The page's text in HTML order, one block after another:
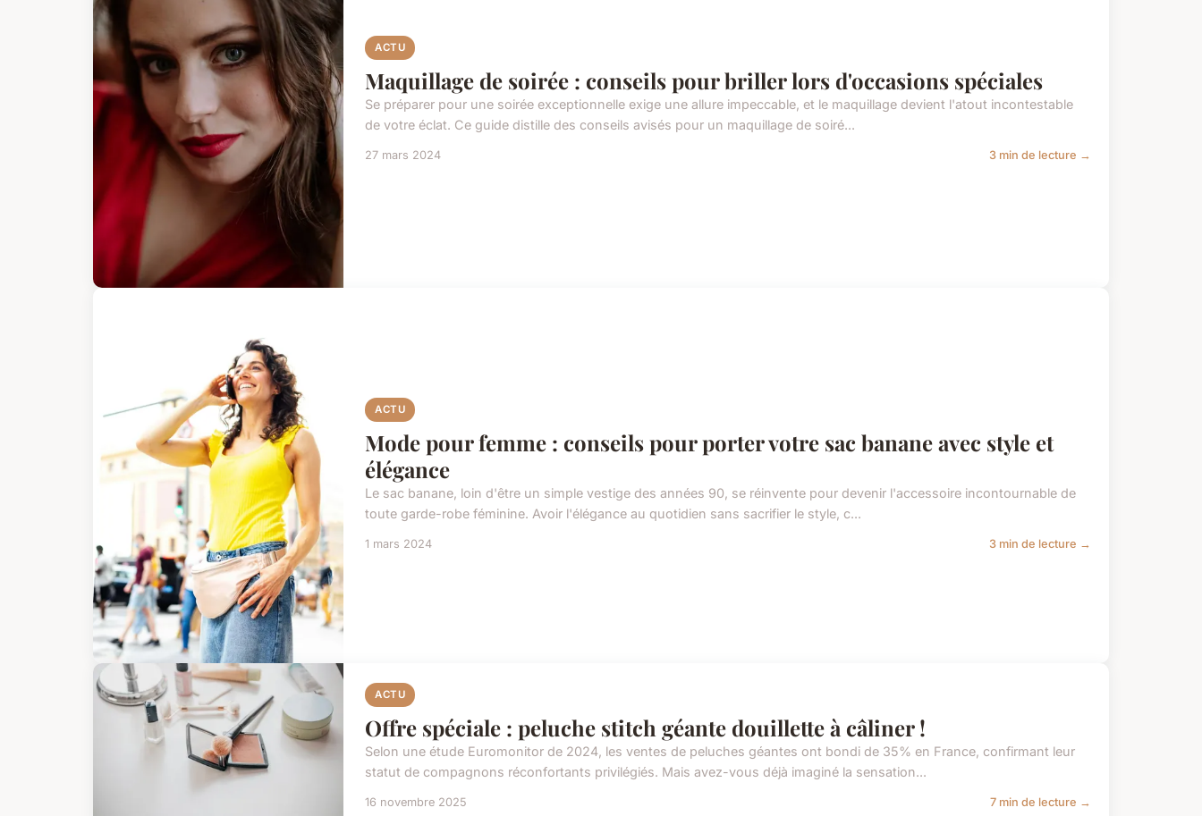
ACTU
Maquillage de soirée : conseils pour briller lors d'occasions spéciales
Se préparer pour une soirée exceptionnelle exige une allure impeccable, et le maquillage devient l'atout incontestable
de votre éclat. Ce guide distille des conseils avisés pour un maquillage de soiré...
27 mars 2024 3 min de lecture →
ACTU
Mode pour femme : conseils pour porter votre sac banane avec style et
élégance
Le sac banane, loin d'être un simple vestige des années 90, se réinvente pour devenir l'accessoire incontournable de
toute garde-robe féminine. Avoir l'élégance au quotidien sans sacrifier le style, c...
1 mars 2024 3 min de lecture →
ACTU
Offre spéciale : peluche stitch géante douillette à câliner !
Selon une étude Euromonitor de 2024, les ventes de peluches géantes ont bondi de 35% en France, confirmant leur
statut de compagnons réconfortants privilégiés. Mais avez-vous déjà imaginé la sensation...
16 novembre 2025 7 min de lecture →